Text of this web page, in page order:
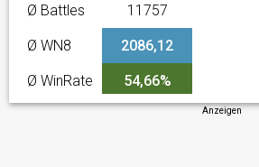
Diplomacy:
Zetk000_eXots
Pekar_CZ
CW, SH, Ofenzívy,
Ø Battles 11757
Ø WN8 2086,12
Ø WinRate 54,66%
Anzeigen